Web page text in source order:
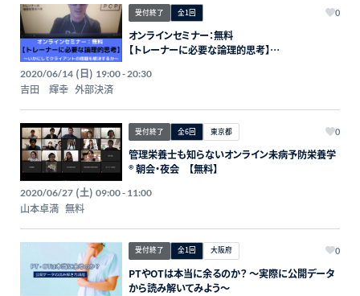
受付終了 全1回 0
オンラインセミナー：無料
【トレーナーに必要な論理的思考】
2020/06/14 (日) 19:00 - 20:30
吉田 輝幸 外部決済
受付終了 全6回 東京都 0
管理栄養士も知らないオンライン未病予防栄養学
®️ 朝会・夜会 【無料】
2020/06/27 (土) 09:00 - 11:00
山本卓満 無料
受付終了 全1回 大阪府 0
PTやOTは本当に余るのか？ ～実際に公開データ
から読み解いてみよう～